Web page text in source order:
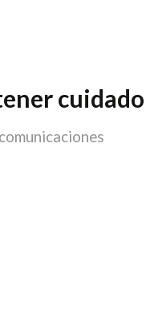
cuidado
comunicaciones